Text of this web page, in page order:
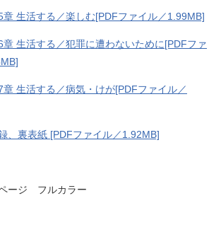
生活する／楽しむ[PDFファイル／1.99MB]
生活する／犯罪に遭わないために[PDFファ
生活する／病気・けが[PDFファイル／
裏表紙 [PDFファイル／1.92MB]
ージ フルカラー